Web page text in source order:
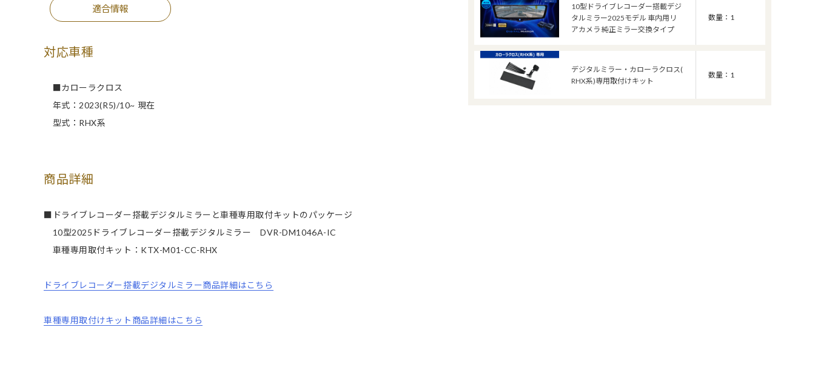
適合情報
対応車種
■カローラクロス
年式：2023(R5)/10~ 現在
型式：RHX系
商品詳細
■ドライブレコーダー搭載デジタルミラーと車種専用取付キットのパッケージ
10型2025ドライブレコーダー搭載デジタルミラー DVR-DM1046A-IC
車種専用取付キット：KTX-M01-CC-RHX
ドライブレコーダー搭載デジタルミラー商品詳細はこちら
車種専用取付けキット商品詳細はこちら
10型ドライブレコーダー搭載デジ
タルミラー2025モデル 車内用リ
アカメラ 純正ミラー交換タイプ
数量：1
デジタルミラー・カローラクロス(
RHX系)専用取付けキット
数量：1